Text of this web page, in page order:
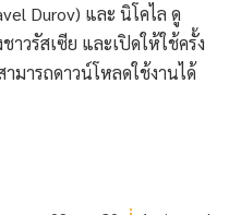
Durov) และ นิโคไล ดู
าวรัสเซีย และเปิดให้ใช้ครั้ง
มารถดาวน์โหลดใช้งานได้